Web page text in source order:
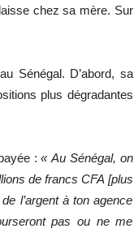
chez sa mère. Sur
Sénégal. D’abord, sa
plus dégradantes
:« Au Sénégal, on
de francs CFA [plus
l’argent à ton agence
pas ou ne me